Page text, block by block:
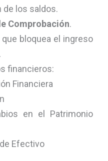
de los saldos.
Comprobación.
que bloquea el ingreso
financieros:
Financiera
en el Patrimonio
Efectivo